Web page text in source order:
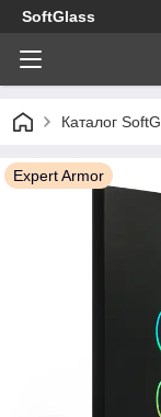
SoftGlass
Каталог
Expert Armor